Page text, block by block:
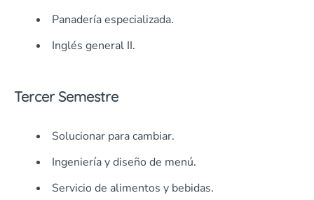
Panadería especializada.
Inglés general II.
Tercer Semestre
Solucionar para cambiar.
Ingeniería y diseño de menú.
Servicio de alimentos y bebidas.